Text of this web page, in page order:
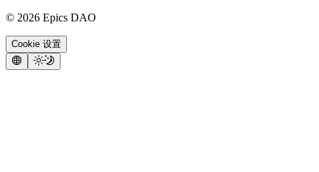
© 2026 Epics DAO
Cookie 设置